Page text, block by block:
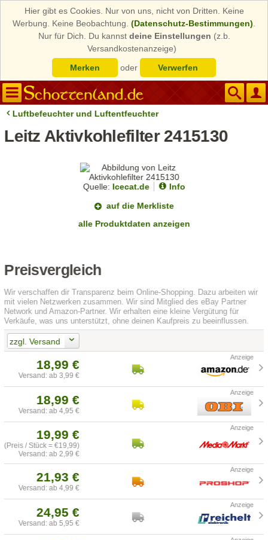
Hier gibt es Cookies. Nur von uns, nicht von Dritten. Keine
Werbung. Keine Beobachtung. (Datenschutz-Bestimmungen)
Nur für Dich. Du kannst deine Einstellungen (z.b.
Versandkostenanzeige)
Merken
oder Verwerfen
Luftbefeuchter und Luftentfeuchter
Leitz Aktivkohlefilter 2415130
Quelle: Icecat.de
Info
auf die Merkliste
alle Produktdaten anzeigen
Preisvergleich
Wir verschaffen dir Transparenz beim Online-Shopping. Dazu arbeiten wir
mit vielen Netzwerken zusammen. Wir sind Mitglied des eBay Partner
Network und Amazon-Partner. Wir erhalten eine kleine Vergütung für
Verkäufe, was uns unterstützt, ohne deinen Kaufpreis zu beeinflussen.
zzgl. Versand
18,99 €
Versand: ab 3,99 €
18,99 €
Versand: ab 4,95 €
19,99 €
(Preis / Stück = €19,99)
Versand: ab 2,99 €
21,93 €
Versand: ab 4,99 €
24,95 €
Versand: ab 5,95 €